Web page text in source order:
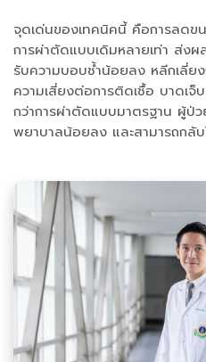
จุดเด่นของเทคนิคนี้ คือการลดข
การผ่าตัดแบบเดิมหลายเท่า ส่งผ
รับความบอบช้ำน้อยลง หลีกเลี่ย
ความเสี่ยงต่อการติดเชื้อ บาดเ
กว่าการผ่าตัดแบบมาตรฐาน ผู้ป่
พยาบาลน้อยลง และสามารถกลับ